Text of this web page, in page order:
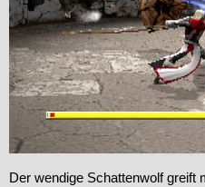
Der wendige Schattenwolf greift